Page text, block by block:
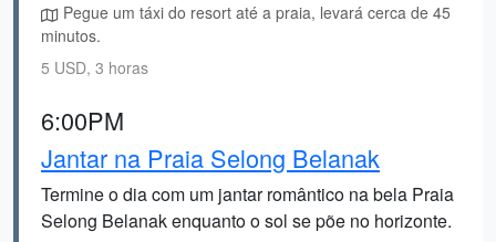
Pegue um táxi do resort até a praia, levará cerca de 45
minutos.
5 USD, 3 horas
6:00PM
Jantar na Praia Selong Belanak
Termine o dia com um jantar romântico na bela Praia
Selong Belanak enquanto o sol se põe no horizonte.